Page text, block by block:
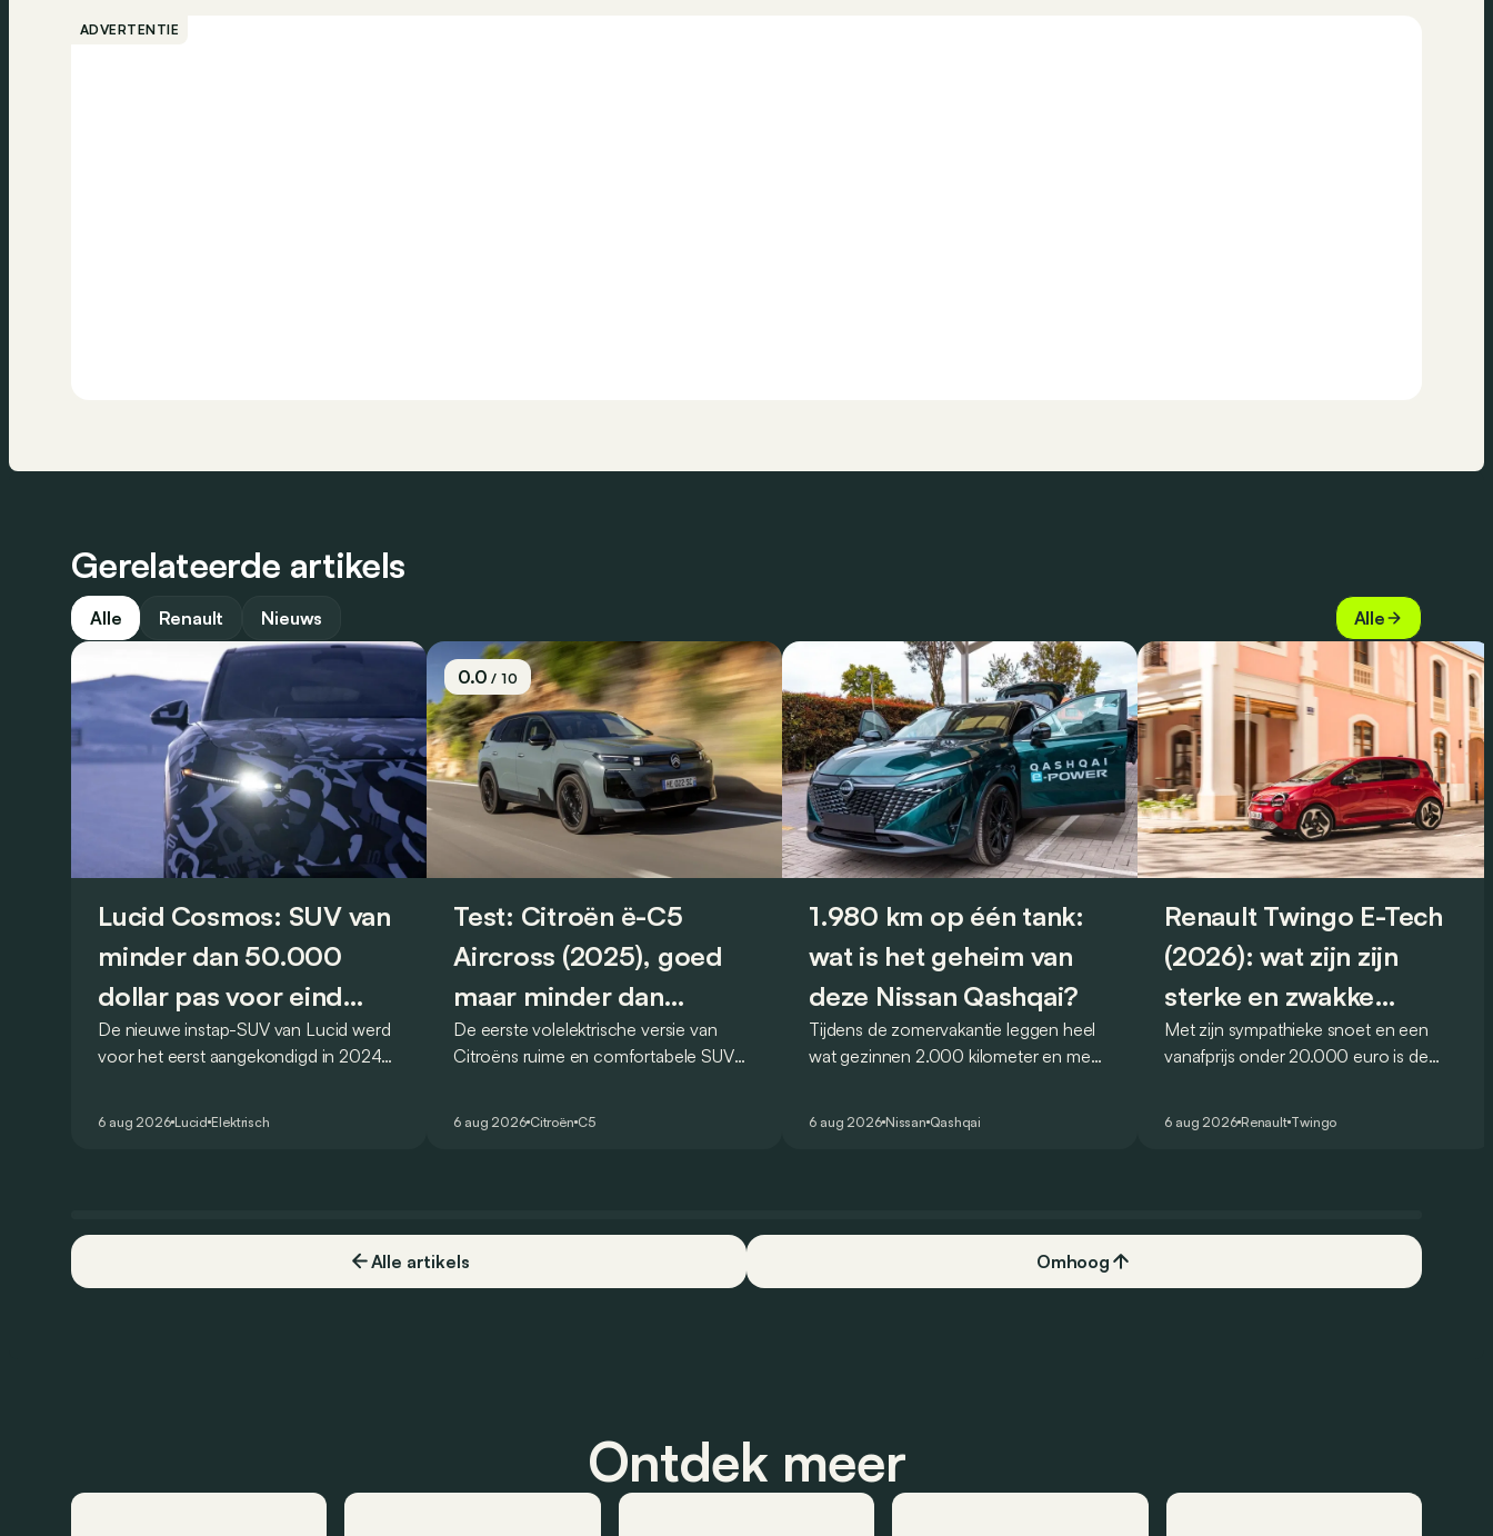
ADVERTENTIE
Gerelateerde artikels
Alle Renault Nieuws Alle
Lucid Cosmos: SUV van
minder dan 50.000
dollar pas voor eind
2027
De nieuwe instap-SUV van Lucid werd
voor het eerst aangekondigd in 2024
constructeur vervoegen.
6 aug 2026 Lucid Elektrisch
0.0/ 10
Test: Citroën ë-C5
Aircross (2025), goed
maar minder dan
vroeger
De eerste volelektrische versie van
Citroëns ruime en comfortabele SUV
dat ook gelukt?
6 aug 2026 Citroën C5
1.980 km op één tank:
wat is het geheim van
deze Nissan Qashqai?
Tijdens de zomervakantie leggen heel
wat gezinnen 2.000 kilometer en meer
één tankstation of laadpaal te moeten
6 aug 2026 Nissan Qashqai
Renault Twingo E-Tech
(2026): wat zijn zijn
sterke en zwakke
punten?
Met zijn sympathieke snoet en een
vanafprijs onder 20.000 euro is de
van het moment. Maar weet hij ook in
6 aug 2026 Renault Twingo
Alle artikels Omhoog
Ontdek meer